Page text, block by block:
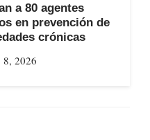
a 80 agentes
en prevención de
crónicas
8, 2026